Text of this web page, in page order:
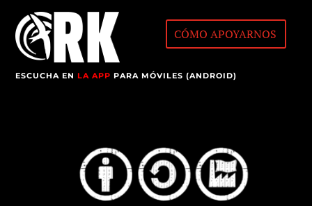
CÓMO APOYARNOS
ESCUCHA ENLA APP PARA MÓVILES (ANDROID)